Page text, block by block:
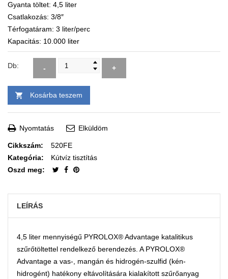
Gyanta töltet: 4,5 liter
Csatlakozás: 3/8″
Térfogatáram: 3 liter/perc
Kapacitás: 10.000 liter
-
Db: +
Kosárba teszem
Nyomtatás Elküldöm
Cikkszám:
520FE
Kategória:
Kútvíz tisztítás
Oszd meg:
LEÍRÁS
4,5 liter mennyiségű PYROLOX® Advantage katalitikus
szűrőtöltettel rendelkező berendezés. A PYROLOX®
Advantage a vas-, mangán és hidrogén-szulfid (kén-
hidrogént) hatékony eltávolítására kialakított szűrőanyag